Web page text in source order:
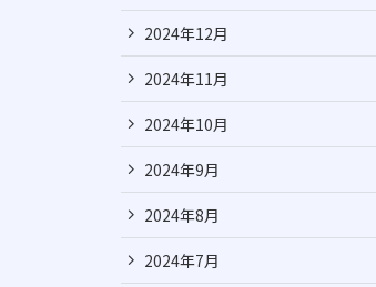
2024年12月
2024年11月
2024年10月
2024年9月
2024年8月
2024年7月